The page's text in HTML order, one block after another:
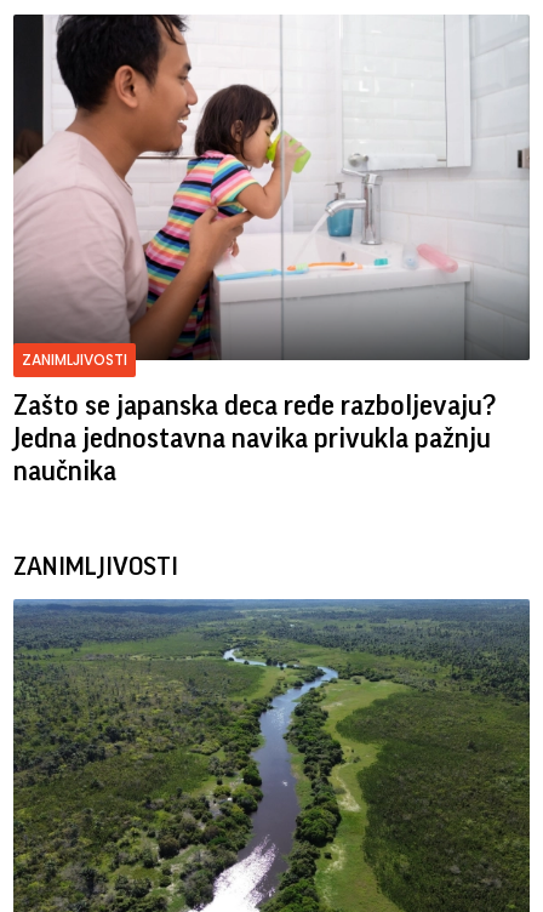
ZANIMLJIVOSTI
Zašto se japanska deca ređe razboljevaju?
Jedna jednostavna navika privukla pažnju
naučnika
ZANIMLJIVOSTI